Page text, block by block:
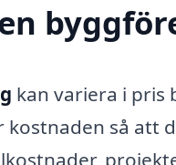
kan variera i pris
så att